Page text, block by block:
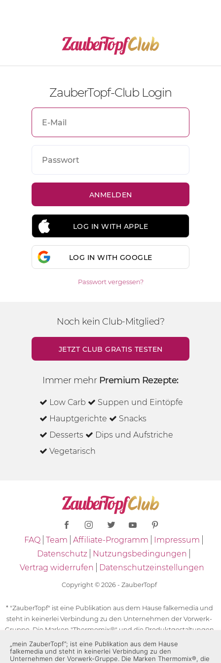
ZauberTopf-Club Login
LOG IN WITH APPLE
LOG IN WITH GOOGLE
Passwort vergessen?
Noch kein Club-Mitglied?
JETZT CLUB GRATIS TESTEN
Immer mehr Premium Rezepte:
Low Carb
Suppen und Eintöpfe
Hauptgerichte
Snacks
Desserts
Dips und Aufstriche
Vegetarisch
FAQ Team Affiliate-Programm
Impressum
Datenschutz
Nutzungsbedingungen
Vertrag widerrufen
Datenschutzeinstellungen
Copyright © 2026 - ZauberTopf
* "ZauberTopf" ist eine Publikation aus dem Hause falkemedia und
steht in keinerlei Verbindung zu den Unternehmen der Vorwerk-
Gruppe. Die Marken "Thermomix®" und die Produktgestaltungen
des "Thermomix®" sind eingetragene Marken der Unternehmen
der Vorwerk-Gruppe. Die Marken Thermomix®, die Zeichen TM5®,
„mein ZauberTopf”; ist eine Publikation aus dem Hause
falkemedia und steht in keinerlei Verbindung zu den
Unternehmen der Vorwerk-Gruppe. Die Marken Thermomix®, die